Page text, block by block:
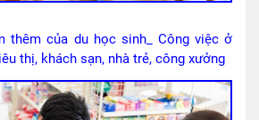
thêm của du học sinh_ Công việc ở
thị, khách sạn, nhà trẻ, công xưởng